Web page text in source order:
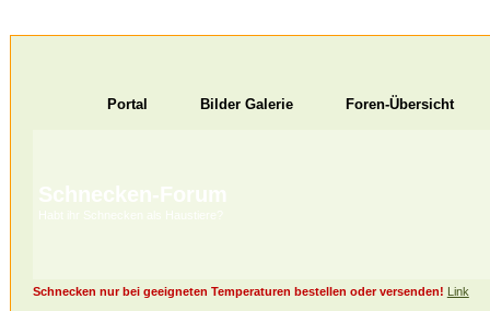
Portal Bilder Galerie Foren-Übersicht
Schnecken-Forum
Habt ihr Schnecken als Haustiere?
Schnecken nur bei geeigneten Temperaturen bestellen oder versenden! Link